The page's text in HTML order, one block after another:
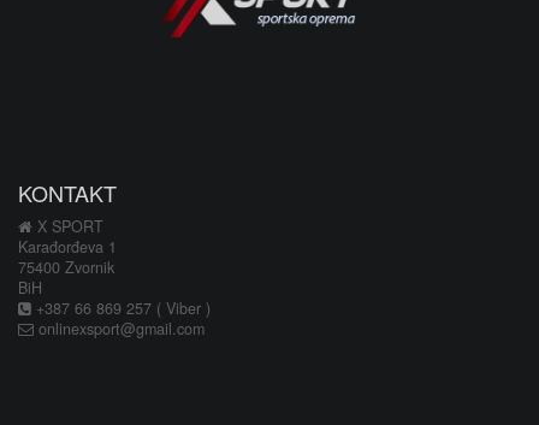
KONTAKT
X SPORT
Karađorđeva 1
75400 Zvornik
BiH
+387 66 869 257 ( Viber )
onlinexsport@gmail.com